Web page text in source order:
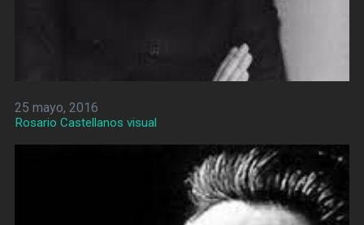
25 mayo, 2016
Rosario Castellanos visual